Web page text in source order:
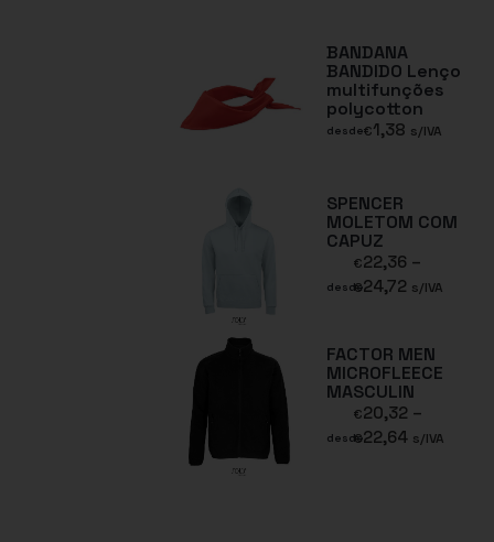
BANDANA
BANDIDO Lenço
multifunções
polycotton
desde€1,38 s/IVA
SPENCER
MOLETOM COM
CAPUZ
desde
€22,36 –
€24,72 s/IVA
FACTOR MEN
MICROFLEECE
MASCULIN
desde
€20,32 –
€22,64 s/IVA